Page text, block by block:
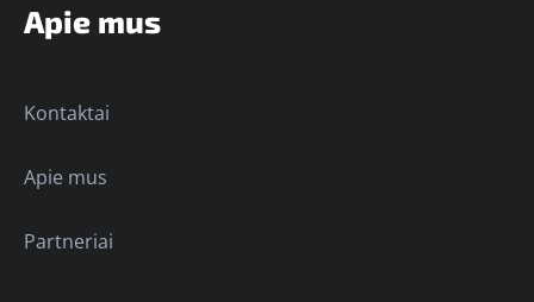
Apie mus
Kontaktai
Apie mus
Partneriai